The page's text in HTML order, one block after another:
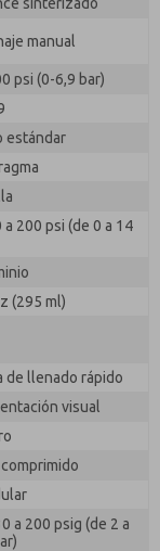
manual
psi (0-6,9 bar)
estándar
a 200 psi (de 0 a 14
(295 ml)
de llenado rápido
visual
a 200 psig (de 2 a